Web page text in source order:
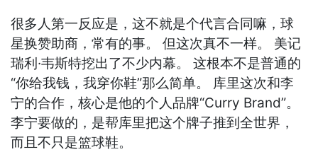
很多人第一反应是，这不就是个代言合同嘛，球
星换赞助商，常有的事。 但这次真不一样。 美记
瑞利·韦斯特挖出了不少内幕。 这根本不是普通的
“你给我钱，我穿你鞋”那么简单。 库里这次和李
宁的合作，核心是他的个人品牌“Curry Brand”。
李宁要做的，是帮库里把这个牌子推到全世界，
而且不只是篮球鞋。